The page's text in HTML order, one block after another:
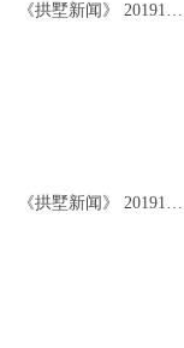
《拱墅新闻》 20191122
《拱墅新闻》 20191115